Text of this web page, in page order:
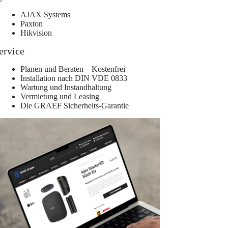
AJAX Systems
Paxton
Hikvision
Planen und Beraten – Kostenfrei
Installation nach DIN VDE 0833
Wartung und Instandhaltung
Vermietung und Leasing
Die GRAEF Sicherheits-Garantie